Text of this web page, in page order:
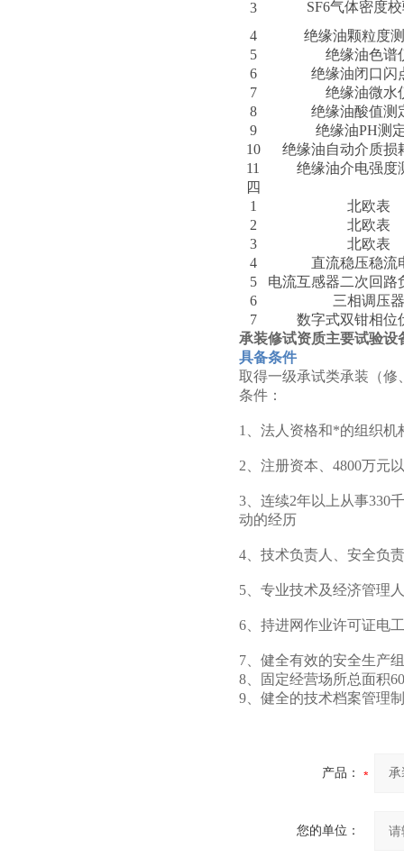
3
SF6气体密度
4
绝缘油颗粒度
5
绝缘油色谱
6
绝缘油闭口闪
7
绝缘油微水
8
绝缘油酸值测
9
绝缘油PH测
10
绝缘油自动介质损
11
绝缘油介电强度
四
1
北欧表
2
北欧表
3
北欧表
4
直流稳压稳流
5
电流互感器二次回路
6
三相调压器
7
数字式双钳相位
承装修试资质主要试验设
具备条件
取得一级承试类承装（修
条件：
1、法人资格和*的组织机
2、注册资本、4800万元
3、连续2年以上从事330
动的经历
4、技术负责人、安全负
5、专业技术及经济管理
6、持进网作业许可证电
7、健全有效的安全生产
8、固定经营场所总面积
9、健全的技术档案管理
产品：
您的单位：